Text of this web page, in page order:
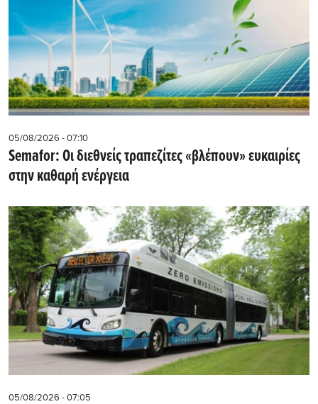
05/08/2026 - 07:10
Semafor: Οι διεθνείς τραπεζίτες «βλέπουν» ευκαιρίες
στην καθαρή ενέργεια
05/08/2026 - 07:05